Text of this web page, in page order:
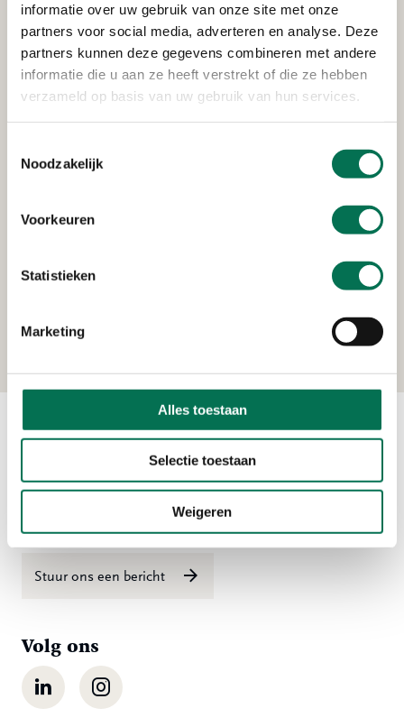
informatie over uw gebruik van onze site met onze
partners voor social media, adverteren en analyse. Deze
partners kunnen deze gegevens combineren met andere
informatie die u aan ze heeft verstrekt of die ze hebben
verzameld op basis van uw gebruik van hun services.
Noodzakelijk
Voorkeuren
Statistieken
Marketing
Alles toestaan
Selectie toestaan
Weigeren
Piazza Center 95, 4204 BT Gorinchem
Verleend
Merwetank Gorinchem Beheer
B.V.
Timorstraat 22, 4202 MA Gorinchem
Ma t/m vr 08:00 tot 16:30 uur
Stuur ons een bericht
Volg ons
LinkedIn Instagram